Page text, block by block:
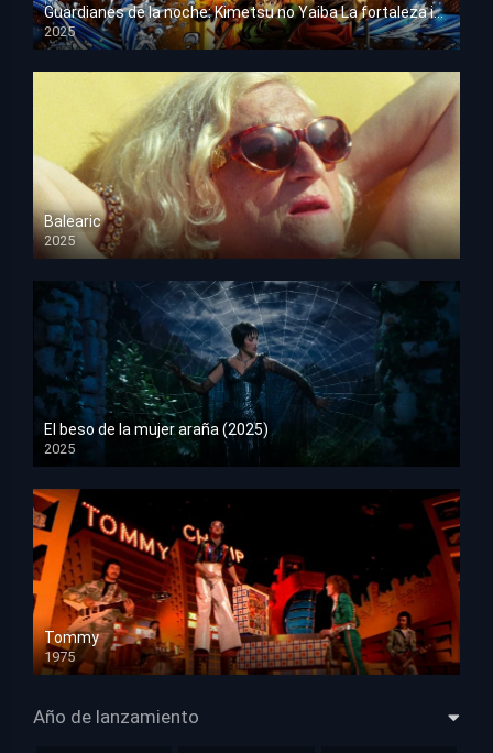
Guardianes de la noche: Kimetsu no Yaiba La fortaleza infinita
2025
HD 1080p
Balearic
2025
HD 1080p
El beso de la mujer araña (2025)
2025
HD 1080p
Tommy
1975
HD 1080p
Año de lanzamiento